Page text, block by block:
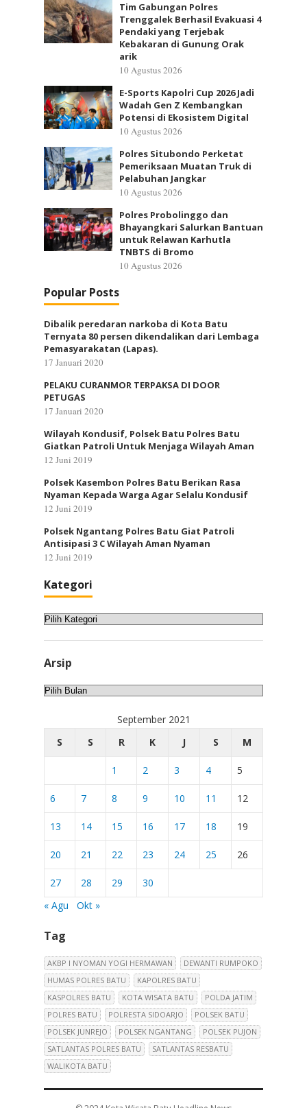
Tim Gabungan Polres
Trenggalek Berhasil Evakuasi 4
Pendaki yang Terjebak
Kebakaran di Gunung Orak
arik
10 Agustus 2026
E-Sports Kapolri Cup 2026 Jadi
Wadah Gen Z Kembangkan
Potensi di Ekosistem Digital
10 Agustus 2026
Polres Situbondo Perketat
Pemeriksaan Muatan Truk di
Pelabuhan Jangkar
10 Agustus 2026
Polres Probolinggo dan
Bhayangkari Salurkan Bantuan
untuk Relawan Karhutla
TNBTS di Bromo
10 Agustus 2026
Popular Posts
Dibalik peredaran narkoba di Kota Batu
Ternyata 80 persen dikendalikan dari Lembaga
Pemasyarakatan (Lapas).
17 Januari 2020
PELAKU CURANMOR TERPAKSA DI DOOR
PETUGAS
17 Januari 2020
Wilayah Kondusif, Polsek Batu Polres Batu
Giatkan Patroli Untuk Menjaga Wilayah Aman
12 Juni 2019
Polsek Kasembon Polres Batu Berikan Rasa
Nyaman Kepada Warga Agar Selalu Kondusif
12 Juni 2019
Polsek Ngantang Polres Batu Giat Patroli
Antisipasi 3 C Wilayah Aman Nyaman
12 Juni 2019
Kategori
Kategori
Arsip
Arsip
September 2021
S
S R K J S M
1 2 3 4 5
6 7 8 9 10 11 12
13 14 15 16 17 18 19
20 21 22 23 24 25 26
27 28 29
30
« Agu
Okt »
Tag
AKBP I NYOMAN YOGI HERMAWAN
DEWANTI RUMPOKO
HUMAS POLRES BATU
KAPOLRES BATU
KASPOLRES BATU
KOTA WISATA BATU
POLDA JATIM
POLRES BATU
POLRESTA SIDOARJO
POLSEK BATU
POLSEK JUNREJO
POLSEK NGANTANG
POLSEK PUJON
SATLANTAS POLRES BATU
SATLANTAS RESBATU
WALIKOTA BATU